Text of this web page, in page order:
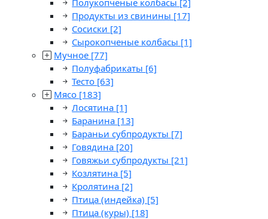
Полукопченые колбасы [2]
Продукты из свинины [17]
Сосиски [2]
Сырокопченые колбасы [1]
Мучное [77]
Полуфабрикаты [6]
Тесто [63]
Мясо [183]
Лосятина [1]
Баранина [13]
Бараньи субпродукты [7]
Говядина [20]
Говяжьи субпродукты [21]
Козлятина [5]
Кролятина [2]
Птица (индейка) [5]
Птица (куры) [18]